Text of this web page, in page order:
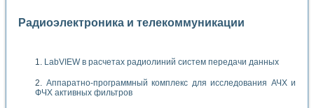
Радиоэлектроника и телекоммуникации
LabVIEW в расчетах радиолиний систем передачи данных
Аппаратно-программный комплекс для исследования АЧХ и
ФЧХ активных фильтров